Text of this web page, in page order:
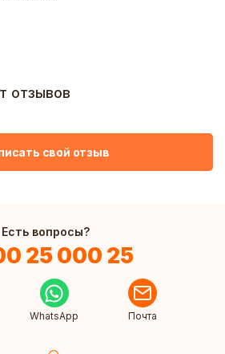
отзывов
свой отзыв
Есть вопросы?
25 000 25
WhatsApp Почта